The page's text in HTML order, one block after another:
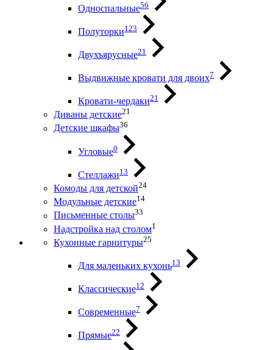
Односпальные56
Полуторки123
Двухъярусные21
Выдвижные кровати для двоих7
Кровати-чердаки21
Диваны детские21
Детские шкафы36
Угловые0
Стеллажи13
Комоды для детской24
Модульные детские14
Письменные столы33
Надстройка над столом1
Кухонные гарнитуры25
Для маленьких кухонь13
Классические12
Современные7
Прямые22